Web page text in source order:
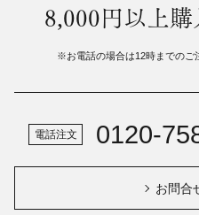
8,000円以上
※お電話の場合は12時までのご
電話注文 0120-
お問合